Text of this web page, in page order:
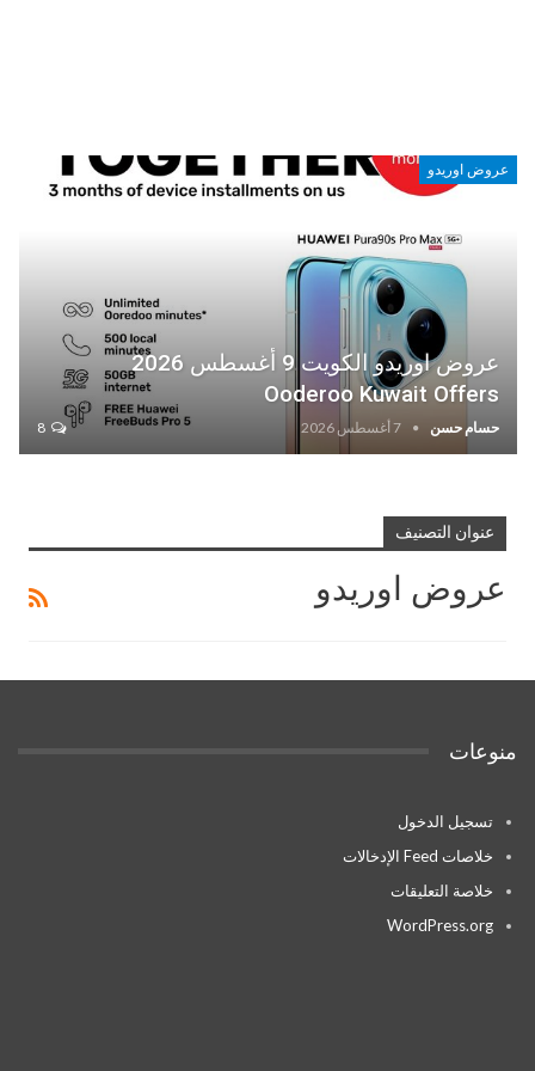
عروض اوريدو
عروض اوريدو الكويت 9 أغسطس 2026
Ooderoo Kuwait Offers
حسام حسن 7 أغسطس 2026
عنوان التصنيف
عروض اوريدو
منوعات
تسجيل الدخول
خلاصات Feed الإدخالات
خلاصة التعليقات
WordPress.org